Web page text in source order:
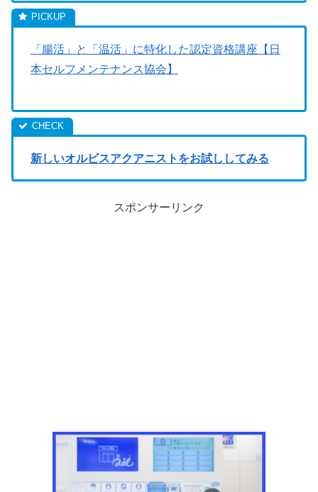
「腸活」と「温活」に特化した認定資格講座【日
本セルフメンテナンス協会】
新しいオルビスアクアニストをお試ししてみる
スポンサーリンク